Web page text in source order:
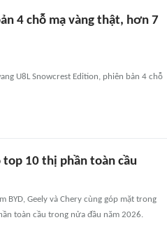
4 chỗ mạ vàng thật, hơn 7
U8L Snowcrest Edition, phiên bản 4 chỗ
top 10 thị phần toàn cầu
BYD, Geely và Chery cùng góp mặt trong
toàn cầu trong nửa đầu năm 2026.